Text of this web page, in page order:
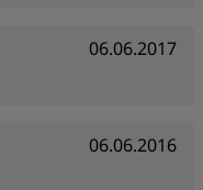
06.06.2017
06.06.2016